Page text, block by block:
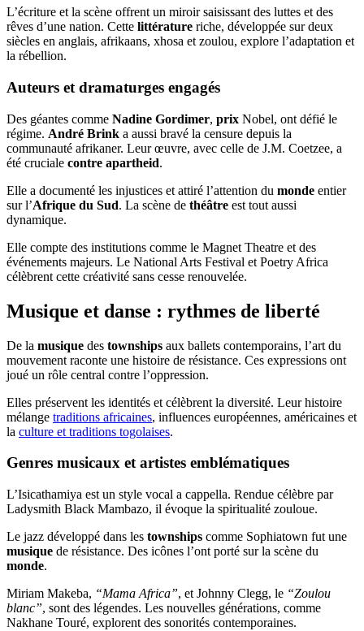
L’écriture et la scène offrent un miroir saisissant des luttes et des
rêves d’une nation. Cette littérature riche, développée sur deux
siècles en anglais, afrikaans, xhosa et zoulou, explore l’adaptation et
la rébellion.
Auteurs et dramaturges engagés
Des géantes comme Nadine Gordimer, prix Nobel, ont défié le
régime. André Brink a aussi bravé la censure depuis la
communauté afrikaner. Leur œuvre, avec celle de J.M. Coetzee, a
été cruciale contre apartheid.
Elle a documenté les injustices et attiré l’attention du monde entier
sur l’Afrique du Sud. La scène de théâtre est tout aussi
dynamique.
Elle compte des institutions comme le Magnet Theatre et des
événements majeurs. Le National Arts Festival et Poetry Africa
célèbrent cette créativité sans cesse renouvelée.
Musique et danse : rythmes de liberté
De la musique des townships aux ballets contemporains, l’art du
mouvement raconte une histoire de résistance. Ces expressions ont
joué un rôle central contre l’oppression.
Elles préservent les identités et célèbrent la diversité. Leur histoire
mélange traditions africaines, influences européennes, américaines et
la culture et traditions togolaises.
Genres musicaux et artistes emblématiques
L’Isicathamiya est un style vocal a cappella. Rendue célèbre par
Ladysmith Black Mambazo, il évoque la spiritualité zouloue.
Le jazz développé dans les townships comme Sophiatown fut une
musique de résistance. Des icônes l’ont porté sur la scène du
monde.
Miriam Makeba, “Mama Africa”, et Johnny Clegg, le “Zoulou
blanc”, sont des légendes. Les nouvelles générations, comme
Nakhane Touré, explorent des sonorités contemporaines.